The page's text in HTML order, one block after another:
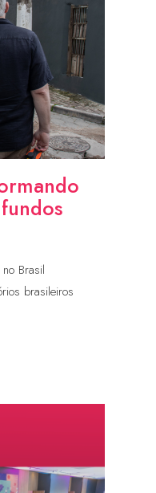
Brasil
brasileiros